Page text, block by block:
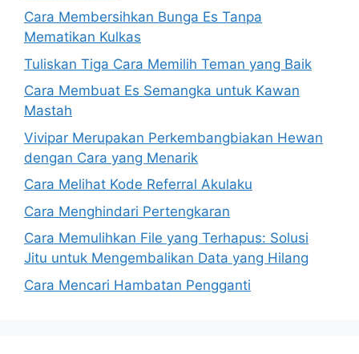
Cara Membersihkan Bunga Es Tanpa
Mematikan Kulkas
Tuliskan Tiga Cara Memilih Teman yang Baik
Cara Membuat Es Semangka untuk Kawan
Mastah
Vivipar Merupakan Perkembangbiakan Hewan
dengan Cara yang Menarik
Cara Melihat Kode Referral Akulaku
Cara Menghindari Pertengkaran
Cara Memulihkan File yang Terhapus: Solusi
Jitu untuk Mengembalikan Data yang Hilang
Cara Mencari Hambatan Pengganti